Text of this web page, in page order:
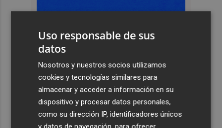
Uso responsable de sus
datos
Nosotros y nuestros socios utilizamos
cookies y tecnologías similares para
almacenar y acceder a información en su
dispositivo y procesar datos personales,
como su dirección IP, identificadores únicos